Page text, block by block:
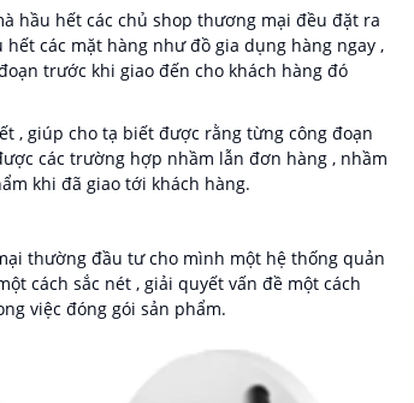
hầu hết các chủ shop thương mại đều đặt ra
các mặt hàng như đồ gia dụng hàng ngay ,
trước khi giao đến cho khách hàng đó
, giúp cho tạ biết được rằng từng công đoạn
các trường hợp nhầm lẫn đơn hàng , nhầm
khi đã giao tới khách hàng.
thường đầu tư cho mình một hệ thống quản
cách sắc nét , giải quyết vấn đề một cách
việc đóng gói sản phẩm.